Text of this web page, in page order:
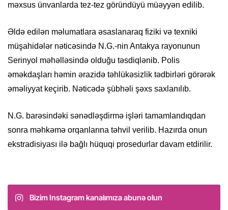
məxsus ünvanlarda tez-tez göründüyü müəyyən edilib.
Əldə edilən məlumatlara əsaslanaraq fiziki və texniki
müşahidələr nəticəsində N.G.-nin Antakya rayonunun
Serinyol məhəlləsində olduğu təsdiqlənib. Polis
əməkdaşları həmin ərazidə təhlükəsizlik tədbirləri görərək
əməliyyat keçirib. Nəticədə şübhəli şəxs saxlanılıb.
N.G. barəsindəki sənədləşdirmə işləri tamamlandıqdan
sonra məhkəmə orqanlarına təhvil verilib. Hazırda onun
ekstradisiyası ilə bağlı hüquqi prosedurlar davam etdirilir.
Bizim Instagram kanalımıza abunə olun